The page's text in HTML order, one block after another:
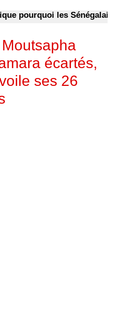
les Sénégalais
écartés,
ses 26